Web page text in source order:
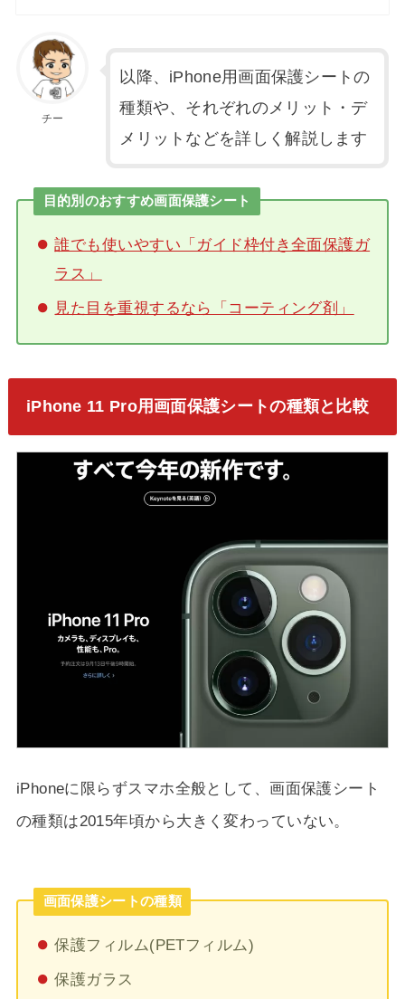
チー
以降、iPhone用画面保護シートの
種類や、それぞれのメリット・デ
メリットなどを詳しく解説します
目的別のおすすめ画面保護シート
誰でも使いやすい「ガイド枠付き全面保護ガ
ラス」
見た目を重視するなら「コーティング剤」
iPhone 11 Pro用画面保護シートの種類と比較
iPhoneに限らずスマホ全般として、画面保護シート
の種類は2015年頃から大きく変わっていない。
画面保護シートの種類
保護フィルム(PETフィルム)
保護ガラス